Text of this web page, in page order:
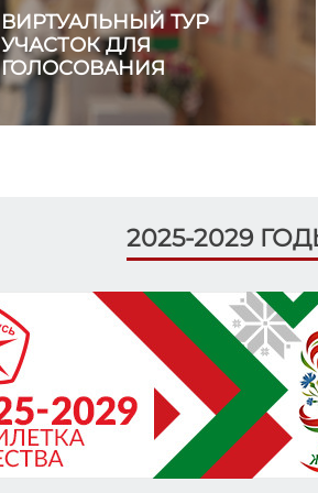
ВИРТУАЛЬНЫЙ ТУР
УЧАСТОК ДЛЯ
ГОЛОСОВАНИЯ
2025-2029